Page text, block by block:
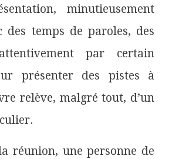
minutieusement
des temps de paroles, des
par certain
présenter des pistes à
relève, malgré tout, d’un
réunion, une personne de